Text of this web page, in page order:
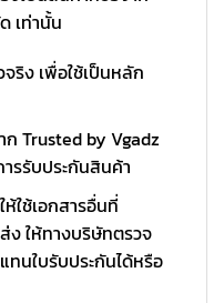
เท่านั้น
ริง เพื่อใช้เป็นหลัก
Trusted by Vgadz
รรับประกันสินค้า
ใช้เอกสารอื่นที่
ง ให้ทางบริษัทตรวจ
ทนใบรับประกันได้หรือ